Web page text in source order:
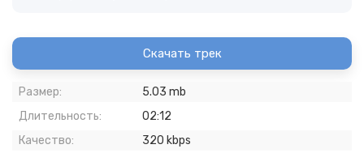
Скачать трек
Размер:
5.03 mb
Длительность:
02:12
Качество:
320 kbps